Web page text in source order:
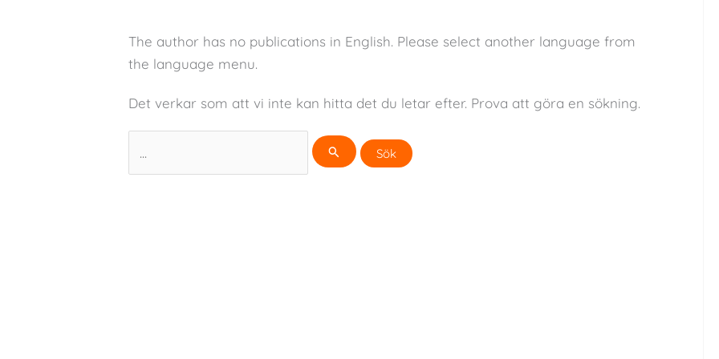
The author has no publications in English. Please select another language from
the language menu.
Det verkar som att vi inte kan hitta det du letar efter. Prova att göra en sökning.
efter: